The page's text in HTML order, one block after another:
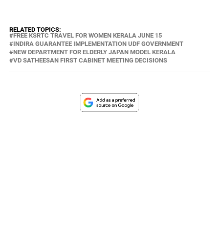
RELATED TOPICS:
FREE KSRTC TRAVEL FOR WOMEN KERALA JUNE 15
INDIRA GUARANTEE IMPLEMENTATION UDF GOVERNMENT
NEW DEPARTMENT FOR ELDERLY JAPAN MODEL KERALA
VD SATHEESAN FIRST CABINET MEETING DECISIONS